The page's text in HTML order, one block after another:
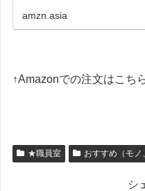
amzn.asia
↑Amazonでの注文はこち
★職員室 おすすめ（モノ
シ